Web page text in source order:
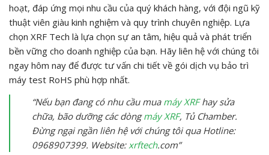
hoạt, đáp ứng mọi nhu cầu của quý khách hàng, với đội ngũ kỹ
thuật viên giàu kinh nghiệm và quy trình chuyên nghiệp. Lựa
chọn XRF Tech là lựa chọn sự an tâm, hiệu quả và phát triển
bền vững cho doanh nghiệp của bạn. Hãy liên hệ với chúng tôi
ngay hôm nay để được tư vấn chi tiết về gói dịch vụ bảo trì
máy test RoHS phù hợp nhất.
“Nếu bạn đang có nhu cầu mua máy XRFhay sửa
chữa, bão dưỡng các dòngmáy XRF, Tủ Chamber.
Đừng ngại ngần liên hệ với chúng tôi qua Hotline:
0968907399. Website: xrftech.com”